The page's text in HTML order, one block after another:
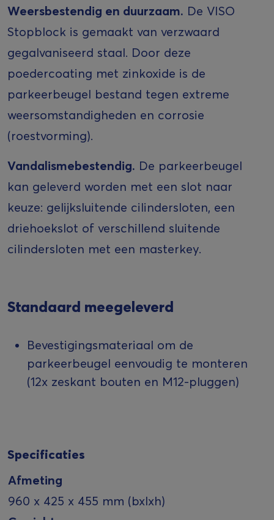
Weersbestendig en duurzaam. De VISO
Stopblock is gemaakt van verzwaard
gegalvaniseerd staal. Door deze
poedercoating met zinkoxide is de
parkeerbeugel bestand tegen extreme
weersomstandigheden en corrosie
(roestvorming).
Vandalismebestendig. De parkeerbeugel
kan geleverd worden met een slot naar
keuze: gelijksluitende cilindersloten, een
driehoekslot of verschillend sluitende
cilindersloten met een masterkey.
Standaard meegeleverd
Bevestigingsmateriaal om de
parkeerbeugel eenvoudig te monteren
(12x zeskant bouten en M12-pluggen)
Specificaties
Afmeting
960 x 425 x 455 mm (bxlxh)